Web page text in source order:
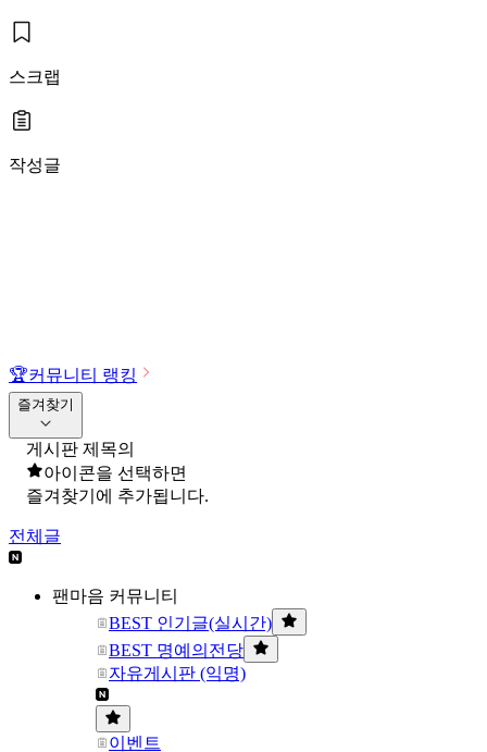
스크랩
작성글
🏆커뮤니티 랭킹
즐겨찾기
게시판 제목의
아이콘을 선택하면
즐겨찾기에 추가됩니다.
전체글
팬마음 커뮤니티
BEST 인기글(실시간)
BEST 명예의전당
자유게시판 (익명)
이벤트